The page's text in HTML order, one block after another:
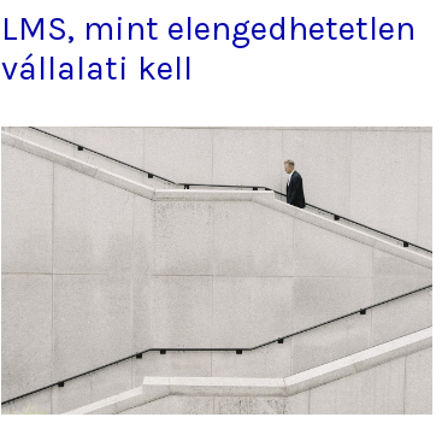
LMS, mint elengedhetetlen
vállalati kell